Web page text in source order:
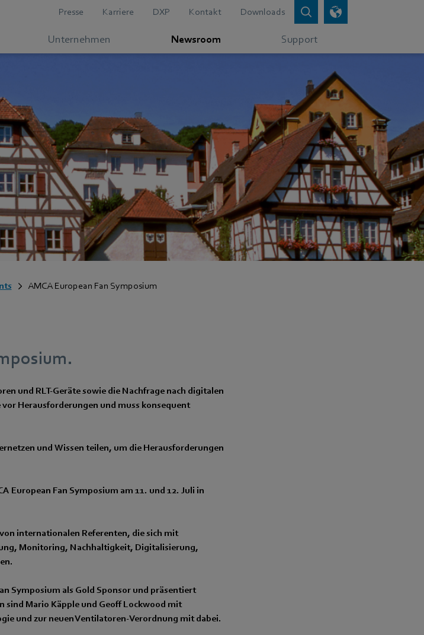
Presse Karriere DXP Kontakt Downloads
Unternehmen Newsroom Support
AMCA European Fan Symposium
und RLT-Geräte sowie die Nachfrage nach digitalen
Herausforderungen und muss konsequent
und Wissen teilen, um die Herausforderungen
European Fan Symposium am 11. und 12. Juli in
internationalen Referenten, die sich mit
Monitoring, Nachhaltigkeit, Digitalisierung,
Symposium als Gold Sponsor und präsentiert
sind Mario Käpple und Geoff Lockwood mit
und zur neuen Ventilatoren-Verordnung mit dabei.